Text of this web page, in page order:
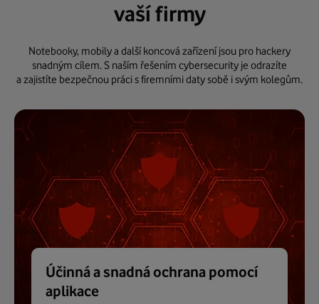
vaší firmy
Notebooky, mobily a další koncová zařízení jsou pro hackery
snadným cílem. S naším řešením cybersecurity je odrazíte
a zajistíte bezpečnou práci s firemními daty sobě i svým kolegům.
Účinná a snadná ochrana pomocí
aplikace